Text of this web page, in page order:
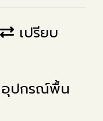
เปรียบ
อุปกรณ์พื้น